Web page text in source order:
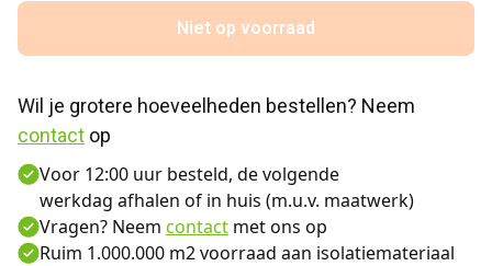
Niet op voorraad
contact op
Voor 12:00 uur besteld, de volgende
werkdag afhalen of in huis (m.u.v. maatwerk)
Vragen? Neem contact met ons op
Ruim 1.000.000 m2 voorraad aan isolatiemateriaal